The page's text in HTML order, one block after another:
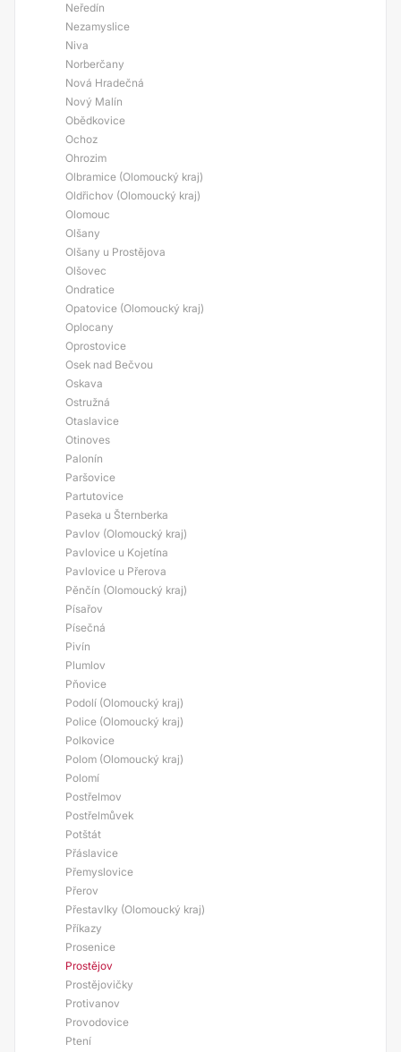
Neředín
Nezamyslice
Niva
Norberčany
Nová Hradečná
Nový Malín
Obědkovice
Ochoz
Ohrozim
Olbramice (Olomoucký kraj)
Oldřichov (Olomoucký kraj)
Olomouc
Olšany
Olšany u Prostějova
Olšovec
Ondratice
Opatovice (Olomoucký kraj)
Oplocany
Oprostovice
Osek nad Bečvou
Oskava
Ostružná
Otaslavice
Otinoves
Palonín
Paršovice
Partutovice
Paseka u Šternberka
Pavlov (Olomoucký kraj)
Pavlovice u Kojetína
Pavlovice u Přerova
Pěnčín (Olomoucký kraj)
Písařov
Písečná
Pivín
Plumlov
Pňovice
Podolí (Olomoucký kraj)
Police (Olomoucký kraj)
Polkovice
Polom (Olomoucký kraj)
Polomí
Postřelmov
Postřelmůvek
Potštát
Přáslavice
Přemyslovice
Přerov
Přestavlky (Olomoucký kraj)
Příkazy
Prosenice
Prostějov
Prostějovičky
Protivanov
Provodovice
Ptení